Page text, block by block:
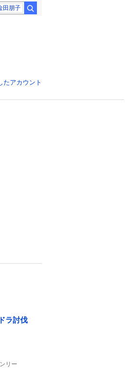
田朋子
たアカウント
ラ討伐
リー